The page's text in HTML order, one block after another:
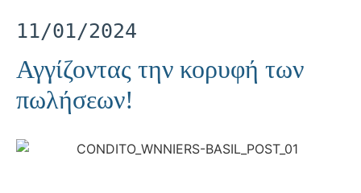
11/01/2024
Αγγίζοντας την κορυφή των
πωλήσεων!